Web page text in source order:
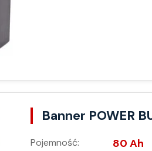
Banner POWER
Pojemność: 80 Ah